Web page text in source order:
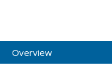
Overview